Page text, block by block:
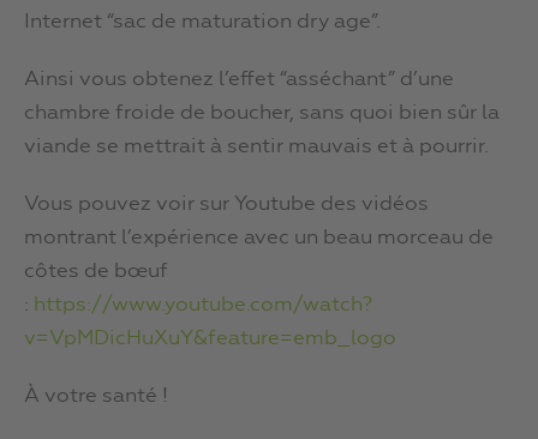
Internet “sac de maturation dry age”.
Ainsi vous obtenez l’effet “asséchant” d’une
chambre froide de boucher, sans quoi bien sûr la
viande se mettrait à sentir mauvais et à pourrir.
Vous pouvez voir sur Youtube des vidéos
montrant l’expérience avec un beau morceau de
côtes de bœuf
: https://www.youtube.com/watch?
v=VpMDicHuXuY&feature=emb_logo
À votre santé !